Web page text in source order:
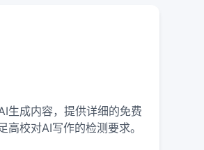
生成内容，提供详细的免费
高校对AI写作的检测要求。